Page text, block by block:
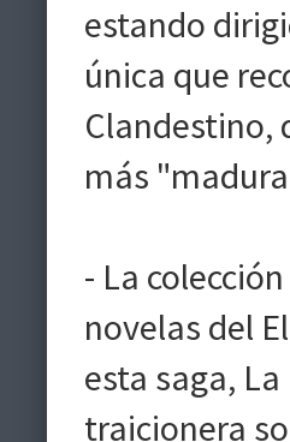
estando
única que
Clandestino,
más
- La
novelas del
esta saga,
traicionera